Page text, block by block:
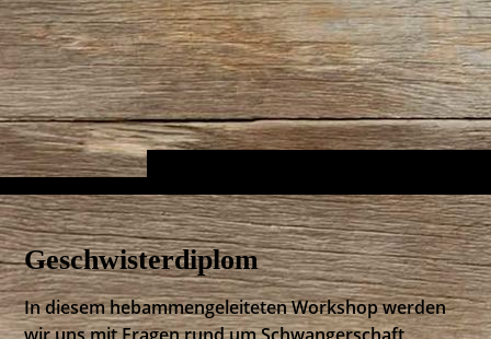
Geschwisterdiplom
In diesem hebammengeleiteten Workshop werden